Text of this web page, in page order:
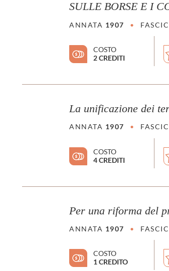
SULLE BORSE E I
ANNATA 1907 •
COSTO
2 CREDITI
La unificazione dei
ANNATA 1907 •
COSTO
4 CREDITI
Per una riforma del
ANNATA 1907 •
COSTO
1 CREDITO